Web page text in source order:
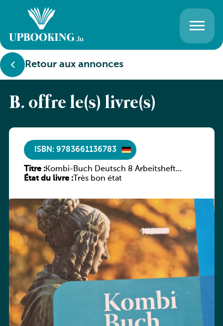
Retour aux annonces
B. offre le(s) livre(s)
ISBN: 9783661136783
Titre :Kombi-Buch Deutsch 8 Arbeitsheft
(Neue Ausgabe Luxemburg)
État du livre :Très bon état